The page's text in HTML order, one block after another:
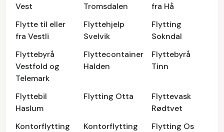
Vest
Tromsdalen
fra Hå
Flytte til eller
fra Vestli
Flyttehjelp
Svelvik
Flytting
Sokndal
Flyttebyrå
Vestfold og
Telemark
Flyttecontainer
Halden
Flyttebyrå
Tinn
Flyttebil
Haslum
Flytting Otta
Flyttevask
Rødtvet
Kontorflytting
Kontorflytting
Flytting Os